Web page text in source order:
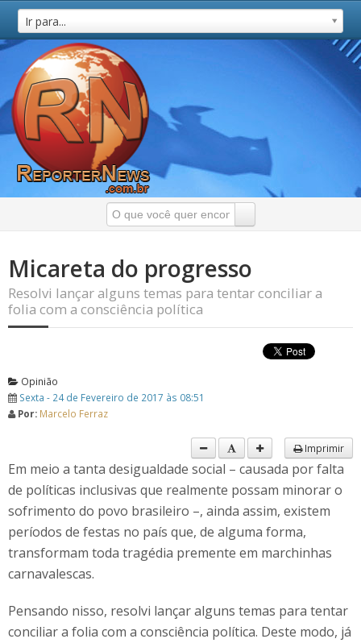
Ir para...
Micareta do progresso
Resolvi lançar alguns temas para tentar conciliar a
folia com a consciência política
Opinião
Sexta - 24 de Fevereiro de 2017 às 08:51
Por: Marcelo Ferraz
Imprimir
Em meio a tanta desigualdade social – causada por falta
de políticas inclusivas que realmente possam minorar o
sofrimento do povo brasileiro –, ainda assim, existem
períodos de festas no país que, de alguma forma,
transformam toda tragédia premente em marchinhas
carnavalescas.
Pensando nisso, resolvi lançar alguns temas para tentar
conciliar a folia com a consciência política. Deste modo, já